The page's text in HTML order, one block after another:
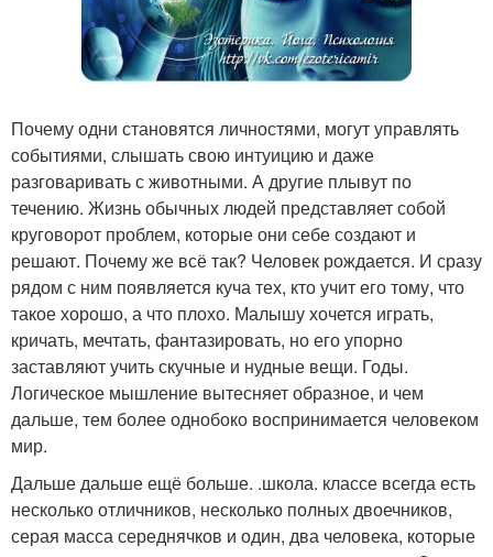
Почему одни становятся личностями, могут управлять
событиями, слышать свою интуицию и даже
разговаривать с животными. А другие плывут по
течению. Жизнь обычных людей представляет собой
круговорот проблем, которые они себе создают и
решают. Почему же всё так? Человек рождается. И сразу
рядом с ним появляется куча тех, кто учит его тому, что
такое хорошо, а что плохо. Малышу хочется играть,
кричать, мечтать, фантазировать, но его упорно
заставляют учить скучные и нудные вещи. Годы.
Логическое мышление вытесняет образное, и чем
дальше, тем более однобоко воспринимается человеком
мир.
Дальше дальше ещё больше. .школа. классе всегда есть
несколько отличников, несколько полных двоечников,
серая масса середнячков и один, два человека, которые